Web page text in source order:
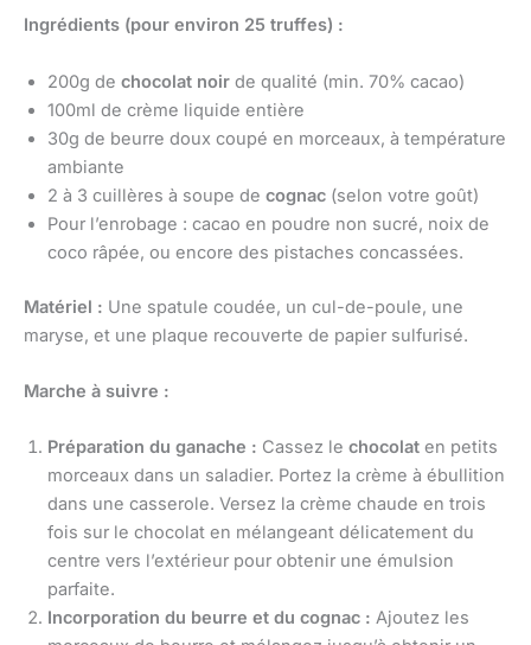
Ingrédients (pour environ 25 truffes) :
200g de chocolat noir de qualité (min. 70% cacao)
100ml de crème liquide entière
30g de beurre doux coupé en morceaux, à température
ambiante
2 à 3 cuillères à soupe de cognac (selon votre goût)
Pour l’enrobage : cacao en poudre non sucré, noix de
coco râpée, ou encore des pistaches concassées.
Matériel : Une spatule coudée, un cul-de-poule, une
maryse, et une plaque recouverte de papier sulfurisé.
Marche à suivre :
Préparation du ganache : Cassez le chocolat en petits
morceaux dans un saladier. Portez la crème à ébullition
dans une casserole. Versez la crème chaude en trois
fois sur le chocolat en mélangeant délicatement du
centre vers l’extérieur pour obtenir une émulsion
parfaite.
Incorporation du beurre et du cognac : Ajoutez les